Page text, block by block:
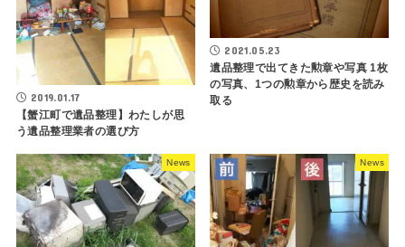
2019.01.17
【蟹江町で遺品整理】わたしが思
う遺品整理業者の選び方
2021.05.23
遺品整理で出てきた勲章や写真 1枚
の写真、1つの勲章から歴史を読み
取る
News News